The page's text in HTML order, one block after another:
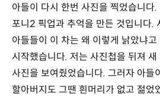
아들이 다시 한번 사진을 찍었습니다.
포니2 픽업과 추억을 만든 것입니다.
아들들이 이 차는 왜 이렇게 낡았냐고
시작했습니다. 저는 사진첩을 뒤져 새
사진을 보여줬었습니다. 그러자 아들
할아버지도 그땐 흰머리가 없고 젊었